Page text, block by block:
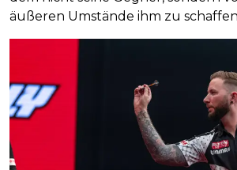
äußeren Umstände ihm zu